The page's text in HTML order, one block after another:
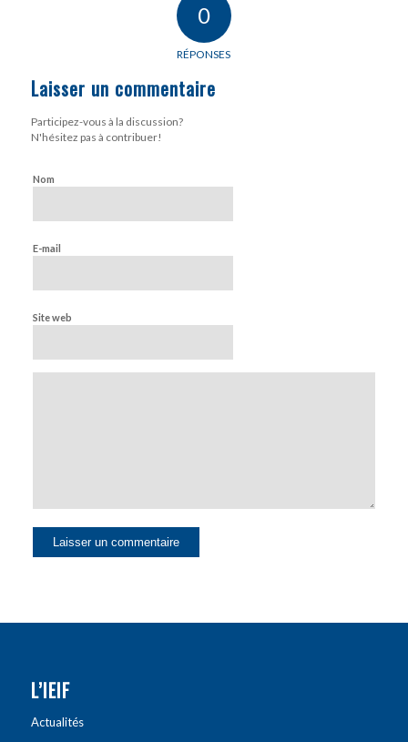
0
RÉPONSES
Laisser un commentaire
Participez-vous à la discussion?
N'hésitez pas à contribuer!
Nom
E-mail
Site web
L’IEIF
Actualités